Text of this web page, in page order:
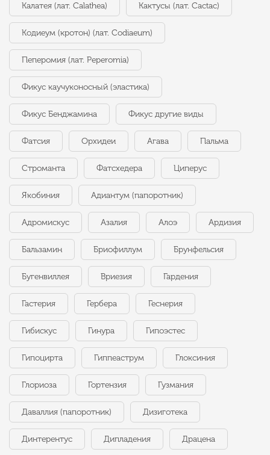
Калатея (лат. Calathea) Кактусы (лат. Cactac)
Кодиеум (кротон) (лат. Codiaeum)
Пеперомия (лат. Peperomia)
Фикус каучуконосный (эластика)
Фикус Бенджамина Фикус другие виды
Фатсия Орхидеи Агава Пальма
Строманта Фатсхедера Циперус
Якобиния Адиантум (папоротник)
Адромискус Азалия Алоэ Ардизия
Бальзамин Бриофиллум Брунфельсия
Бугенвиллея Вриезия Гардения
Гастерия Гербера Геснерия
Гибискус Гинура Гипоэстес
Гипоцирта Гиппеаструм Глоксиния
Глориоза Гортензия Гузмания
Даваллия (папоротник) Дизиготека
Динтерентус Дипладения Драцена